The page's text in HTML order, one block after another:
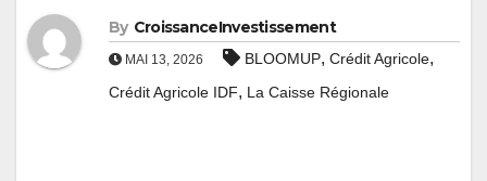
By CroissanceInvestissement
MAI 13, 2026 BLOOMUP, Crédit Agricole,
Crédit Agricole IDF, La Caisse Régionale